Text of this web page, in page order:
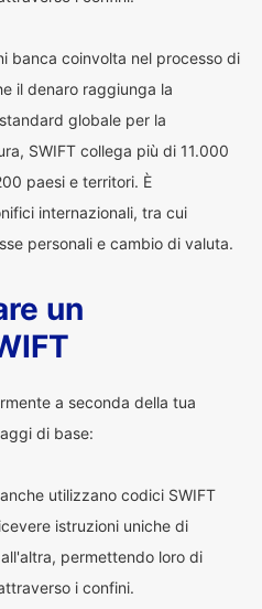
banca coinvolta nel processo di
il denaro raggiunga la
globale per la
SWIFT collega più di 11.000
paesi e territori. È
internazionali, tra cui
personali e cambio di valuta.
un
a seconda della tua
di base:
utilizzano codici SWIFT
istruzioni uniche di
permettendo loro di
i confini.